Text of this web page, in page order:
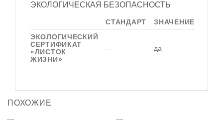
ЭКОЛОГИЧЕСКАЯ БЕЗОПАСНОСТЬ
СТАНДАРТ
ЗНАЧЕНИЕ
ЭКОЛОГИЧЕСКИЙ
СЕРТИФИКАТ
«ЛИСТОК
ЖИЗНИ»
— да
ПОХОЖИЕ